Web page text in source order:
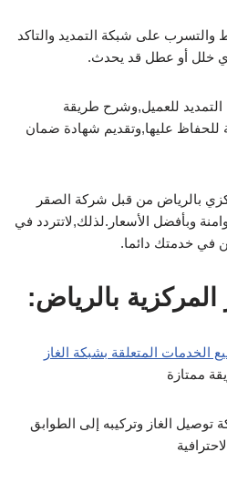
والتسرب على شبكة التمديد والتاكد
أي خلل أو عطل قد يحدث.
للعميل,وشرح طريقة
للحفاظ عليها,وتقديم شهادة ضمان
بالرياض من قبل شركة الصقر
وبأفضل الأسعار.لذلك,لاتتردد في
في خدمتك دائما.
بالرياض:
الخدمات المتعلقة بشبكة الغاز
ممتازة
توصيل الغاز وتركيبه إلى الطوابق